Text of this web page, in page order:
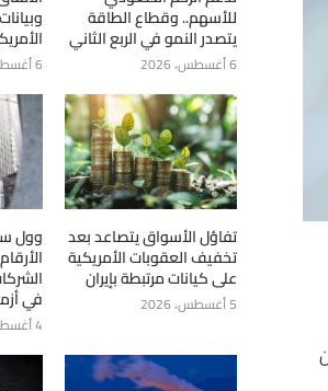
للأسهم.. وقطاع الطاقة
يتصدر النمو في الربع الثاني
6 أغسطس، 2026 6 أغسطس، 2026
تفاؤل الأسواق يتصاعد بعد
تخفيف العقوبات الأمريكية
على كيانات مرتبطة بإيران
5 أغسطس، 2026
وول
في
4 أغسطس، 2026